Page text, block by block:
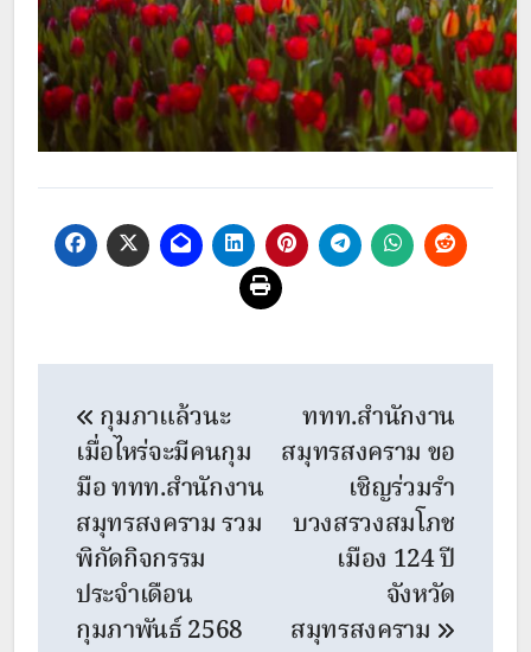
navigation
กุมภาแล้วนะ
เมื่อไหร่จะมีคนกุม
มือ ททท.สำนักงาน
สมุทรสงคราม รวม
พิกัดกิจกรรม
ประจำเดือน
กุมภาพันธ์ 2568
ททท.สำนักงาน
สมุทรสงคราม ขอ
เชิญร่วมรำ
บวงสรวงสมโภช
เมือง 124 ปี
จังหวัด
สมุทรสงคราม